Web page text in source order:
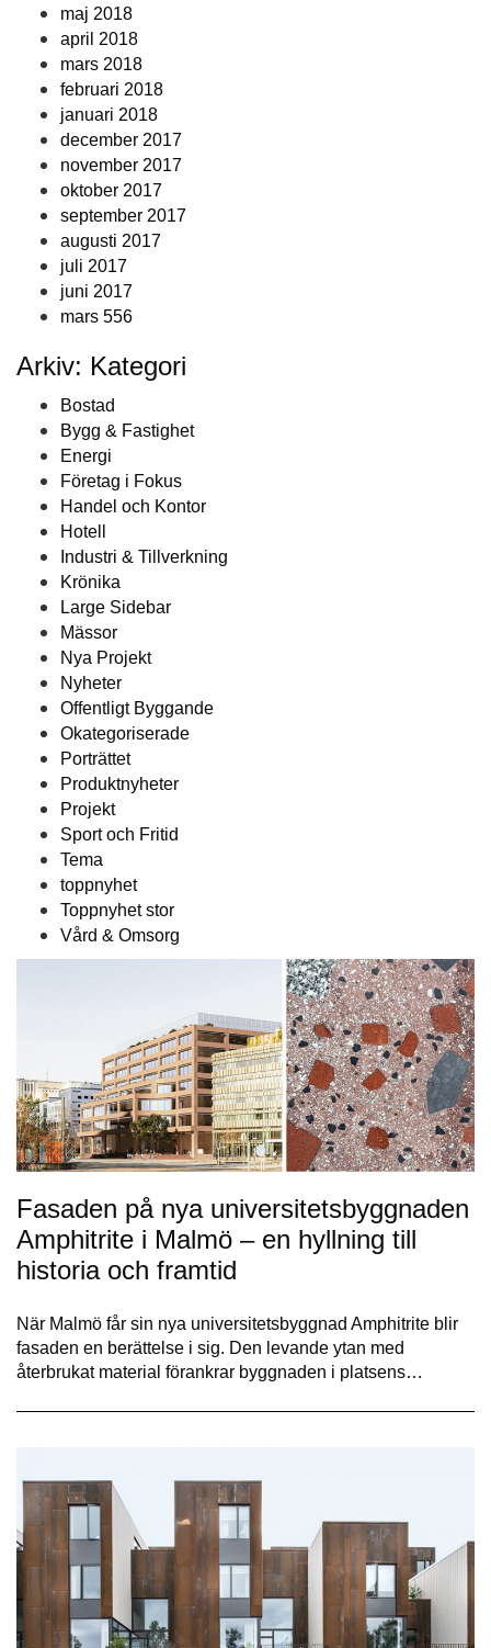
maj 2018
april 2018
mars 2018
februari 2018
januari 2018
december 2017
november 2017
oktober 2017
september 2017
augusti 2017
juli 2017
juni 2017
mars 556
Arkiv: Kategori
Bostad
Bygg & Fastighet
Energi
Företag i Fokus
Handel och Kontor
Hotell
Industri & Tillverkning
Krönika
Large Sidebar
Mässor
Nya Projekt
Nyheter
Offentligt Byggande
Okategoriserade
Porträttet
Produktnyheter
Projekt
Sport och Fritid
Tema
toppnyhet
Toppnyhet stor
Vård & Omsorg
Fasaden på nya universitetsbyggnaden
Amphitrite i Malmö – en hyllning till
historia och framtid
När Malmö får sin nya universitetsbyggnad Amphitrite blir
fasaden en berättelse i sig. Den levande ytan med
återbrukat material förankrar byggnaden i platsens…